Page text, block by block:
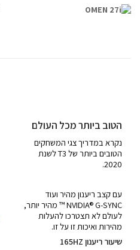
הטוב ביותר מכל העולם
נקרא במדריך צגי המשחקים
הטובים ביותר של T3 לשנת
2020.
עם קצב ריענון מהיר ועוד
NVIDIA® G-SYNC ™ מהיר יותר,
לעולם לא תצטרכו להעלות
מהירות ואיכות זו על זו.
שיעור ריענון 165HZ